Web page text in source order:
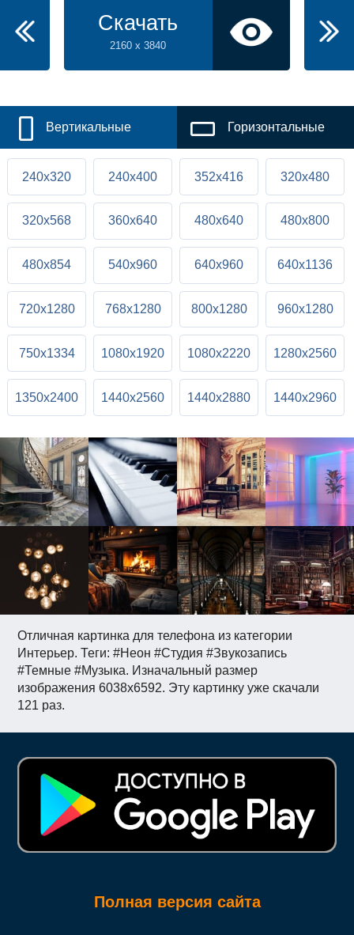
Отличная картинка для телефона из категории
Интерьер. Теги: #Неон #Студия #Звукозапись
#Темные #Музыка. Изначальный размер
изображения 6038x6592. Эту картинку уже скачали
121 раз.
Скачать
2160 x 3840
Вертикальные Горизонтальные
240x320 240x400 352x416 320x480
320x568 360x640 480x640 480x800
480x854 540x960 640x960 640x1136
720x1280 768x1280 800x1280 960x1280
750x1334 1080x1920 1080x2220 1280x2560
1350x2400 1440x2560 1440x2880 1440x2960
Полная версия сайта